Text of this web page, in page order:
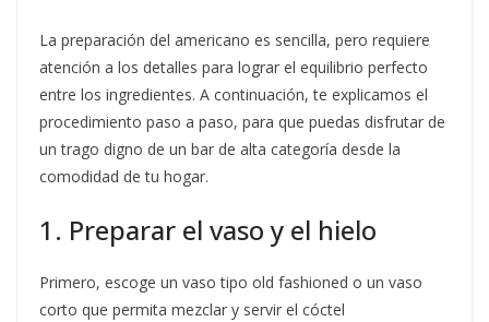
La preparación del americano es sencilla, pero requiere
atención a los detalles para lograr el equilibrio perfecto
entre los ingredientes. A continuación, te explicamos el
procedimiento paso a paso, para que puedas disfrutar de
un trago digno de un bar de alta categoría desde la
comodidad de tu hogar.
1. Preparar el vaso y el hielo
Primero, escoge un vaso tipo old fashioned o un vaso
corto que permita mezclar y servir el cóctel